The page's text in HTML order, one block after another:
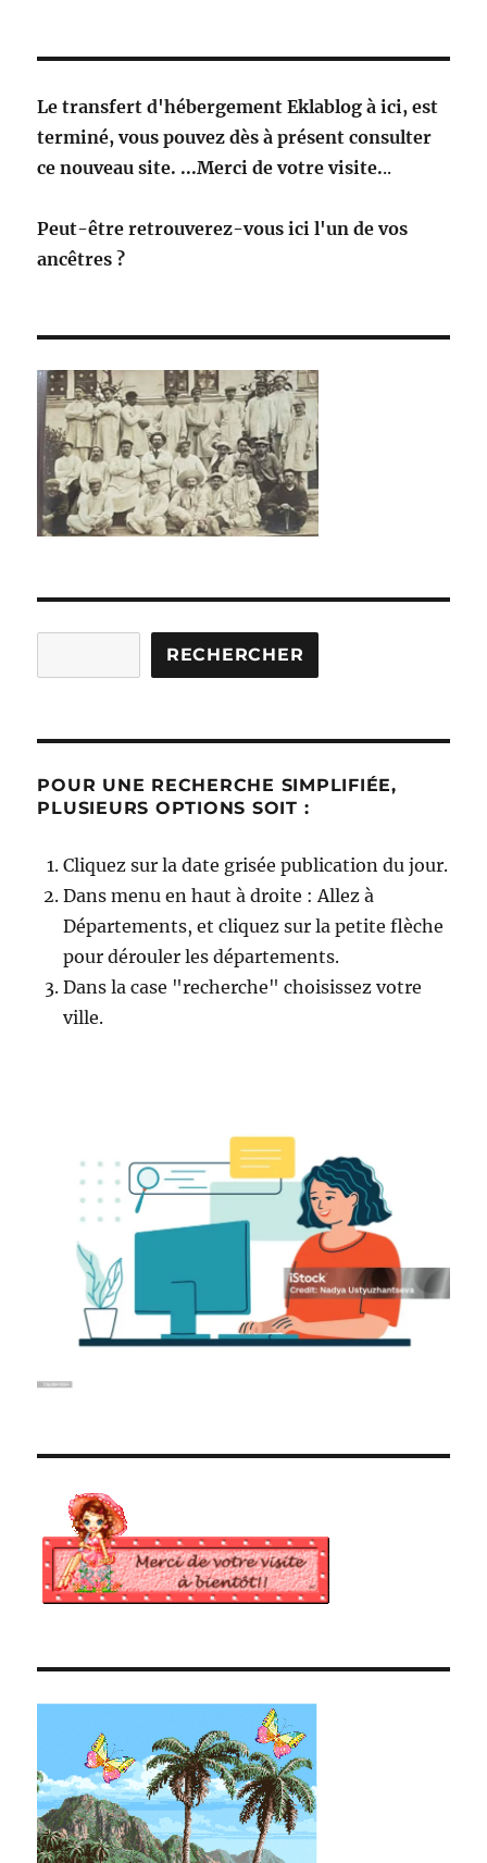
Le transfert d'hébergement Eklablog à ici, est
terminé, vous pouvez dès à présent consulter
ce nouveau site. ...Merci de votre visite...
Peut-être retrouverez-vous ici l'un de vos
ancêtres ?
RECHERCHER
POUR UNE RECHERCHE SIMPLIFIÉE,
PLUSIEURS OPTIONS SOIT :
Cliquez sur la date grisée publication du jour.
Dans menu en haut à droite : Allez à
Départements, et cliquez sur la petite flèche
pour dérouler les départements.
Dans la case "recherche" choisissez votre
ville.